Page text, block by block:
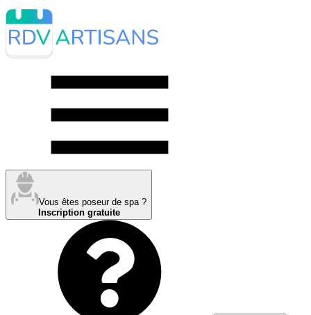
Vous êtes poseur de spa ?
Inscription gratuite